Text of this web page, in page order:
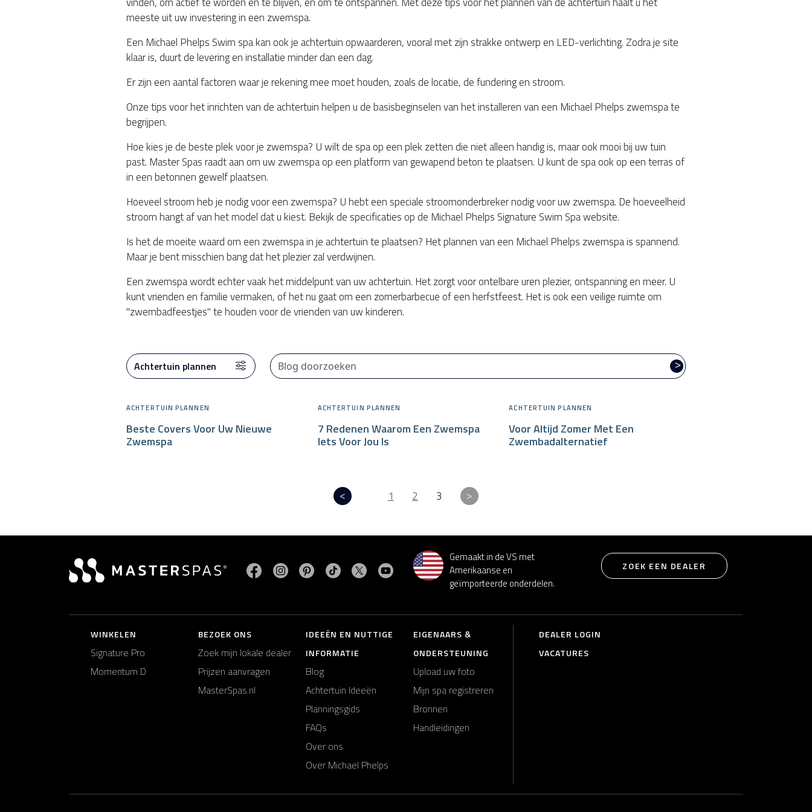
MP HANDTEKENING PRO
meeste uit uw investering in een zwemspa.
Een Michael Phelps Swim spa kan ook je achtertuin opwaarderen, vooral met zijn strakke ontwerp en LED-verlichting. Zodra je site
klaar is, duurt de levering en installatie minder dan een dag.
Er zijn een aantal factoren waar je rekening mee moet houden, zoals de locatie, de fundering en stroom.
Onze tips voor het inrichten van de achtertuin helpen u de basisbeginselen van het installeren van een Michael Phelps zwemspa te
begrijpen.
Hoe kies je de beste plek voor je zwemspa? U wilt de spa op een plek zetten die niet alleen handig is, maar ook mooi bij uw tuin
past. Master Spas raadt aan om uw zwemspa op een platform van gewapend beton te plaatsen. U kunt de spa ook op een terras of
in een betonnen gewelf plaatsen.
Hoeveel stroom heb je nodig voor een zwemspa? U hebt een speciale stroomonderbreker nodig voor uw zwemspa. De hoeveelheid
stroom hangt af van het model dat u kiest. Bekijk de specificaties op de Michael Phelps Signature Swim Spa website.
Is het de moeite waard om een zwemspa in je achtertuin te plaatsen? Het plannen van een Michael Phelps zwemspa is spannend.
Maar je bent misschien bang dat het plezier zal verdwijnen.
Een zwemspa wordt echter vaak het middelpunt van uw achtertuin. Het zorgt voor ontelbare uren plezier, ontspanning en meer. U
kunt vrienden en familie vermaken, of het nu gaat om een zomerbarbecue of een herfstfeest. Het is ook een veilige ruimte om
"zwembadfeestjes" te houden voor de vrienden van uw kinderen.
>
ACHTERTUIN PLANNEN
Beste Covers Voor Uw Nieuwe
Zwemspa
ACHTERTUIN PLANNEN
7 Redenen Waarom Een Zwemspa
Iets Voor Jou Is
ACHTERTUIN PLANNEN
Voor Altijd Zomer Met Een
Zwembadalternatief
1 2 3
Bezoek MasterSpas op Facebook
Bezoek MasterSpas op Instagram
Bezoek MasterSpas op Pinterest
Bezoek MasterSpas op TikTok
Bezoek MasterSpas op X
Bezoek MasterSpas op YouTube
Gemaakt in de VS met
Amerikaanse en
geïmporteerde onderdelen.
ZOEK EEN DEALER
WINKELEN
Signature Pro
Momentum D
BEZOEK ONS
Zoek mijn lokale dealer
Prijzen aanvragen
MasterSpas.nl
IDEEËN EN NUTTIGE
INFORMATIE
Blog
Achtertuin Ideeën
Planningsgids
FAQs
Over ons
Over Michael Phelps
EIGENAARS &
ONDERSTEUNING
Upload uw foto
Mijn spa registreren
Bronnen
Handleidingen
DEALER LOGIN
VACATURES